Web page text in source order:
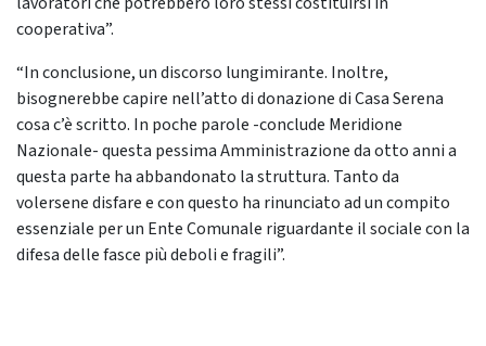
cooperativa”.
“In conclusione, un discorso lungimirante. Inoltre,
bisognerebbe capire nell’atto di donazione di Casa Serena
cosa c’è scritto. In poche parole -conclude Meridione
Nazionale- questa pessima Amministrazione da otto anni a
questa parte ha abbandonato la struttura. Tanto da
volersene disfare e con questo ha rinunciato ad un compito
essenziale per un Ente Comunale riguardante il sociale con la
difesa delle fasce più deboli e fragili”.